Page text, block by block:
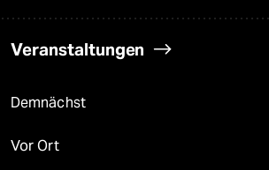
Veranstaltungen
Demnächst
Vor Ort